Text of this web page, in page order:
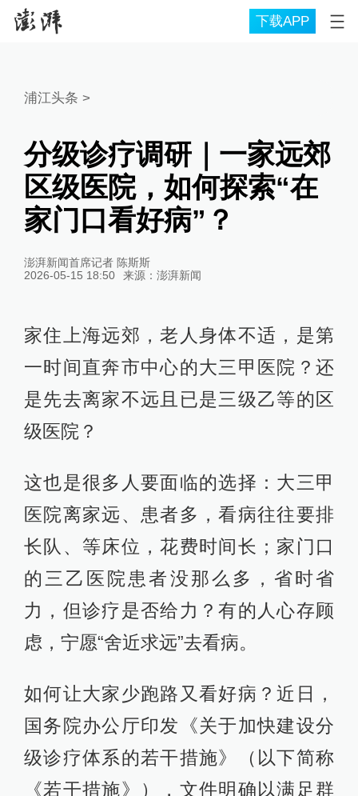
下载APP
浦江头条 >
分级诊疗调研｜一家远郊
区级医院，如何探索“在
家门口看好病”？
澎湃新闻首席记者 陈斯斯
2026-05-15 18:50
来源： 澎湃新闻
家住上海远郊，老人身体不适，是第
一时间直奔市中心的大三甲医院？还
是先去离家不远且已是三级乙等的区
级医院？
这也是很多人要面临的选择：大三甲
医院离家远、患者多，看病往往要排
长队、等床位，花费时间长；家门口
的三乙医院患者没那么多，省时省
力，但诊疗是否给力？有的人心存顾
虑，宁愿“舍近求远”去看病。
如何让大家少跑路又看好病？近日，
国务院办公厅印发《关于加快建设分
级诊疗体系的若干措施》（以下简称
《若干措施》），文件明确以满足群